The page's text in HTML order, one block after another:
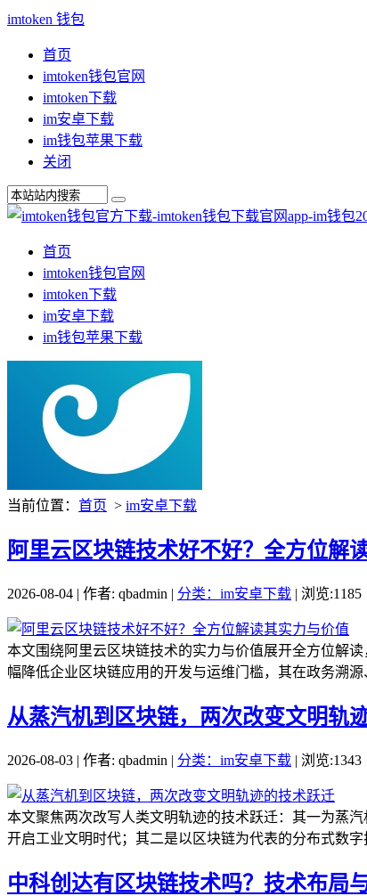
imtoken 钱包
首页
imtoken钱包官网
imtoken下载
im安卓下载
im钱包苹果下载
关闭
首页
imtoken钱包官网
imtoken下载
im安卓下载
im钱包苹果下载
当前位置： 首页 > im安卓下载
阿里云区块链技术好不好？全方位解
2026-08-04 | 作者: qbadmin | 分类：im安卓下载 | 浏览:1185
本文围绕阿里云区块链技术的实力与价值展开全方位解
幅降低企业区块链应用的开发与运维门槛，其在政务溯
从蒸汽机到区块链，两次改变文明轨
2026-08-03 | 作者: qbadmin | 分类：im安卓下载 | 浏览:1343
本文聚焦两次改写人类文明轨迹的技术跃迁：其一为蒸
开启工业文明时代；其二是以区块链为代表的分布式数
中科创达有区块链技术吗？技术布局